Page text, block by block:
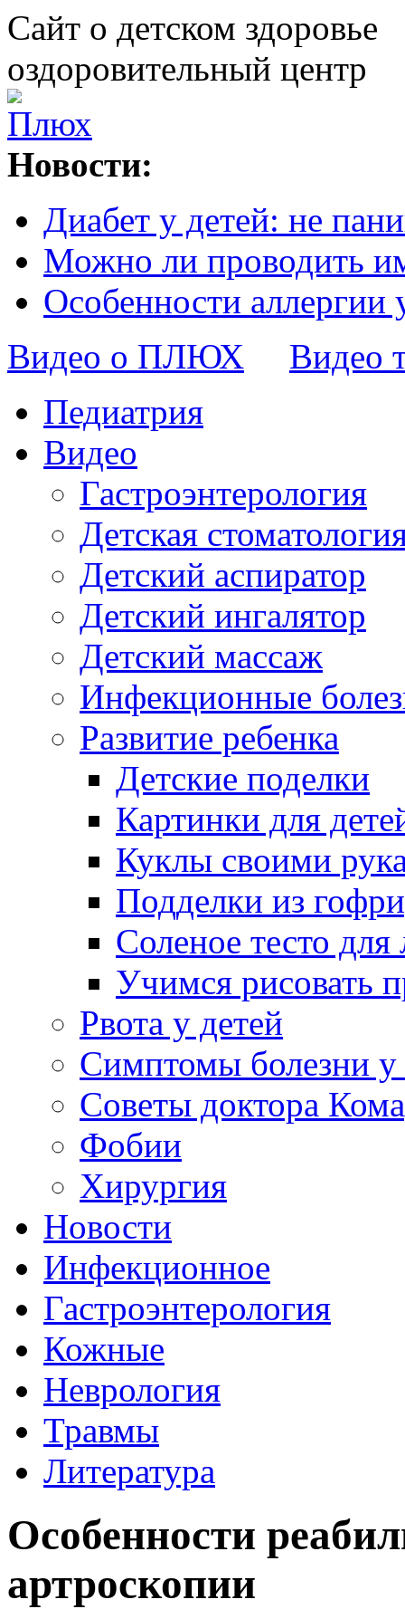
Сайт о детском здоровье
оздоровительный центр
Новости:
Диабет у детей: не
Можно ли проводить
Особенности аллергии
Видео о ПЛЮХ
Видео
Педиатрия
Видео
Гастроэнтерология
Детская
Детский аспиратор
Детский ингалятор
Детский массаж
Инфекционные
Развитие ребенка
Детские поделки
Картинки для
Куклы своими
Подделки из
Соленое тесто для
Учимся рисовать
Рвота у детей
Симптомы болезни у
Советы доктора
Фобии
Хирургия
Новости
Инфекционное
Гастроэнтерология
Кожные
Неврология
Травмы
Литература
Особенности
артроскопии